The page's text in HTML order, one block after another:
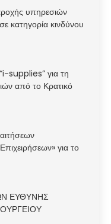
υπηρεσιών
κατηγορία κινδύνου
supplies” για τη
από το Κρατικό
για το
ΕΥΘΥΝΗΣ